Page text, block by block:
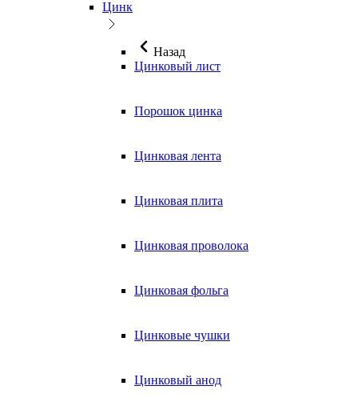
Цинк
Назад
Цинковый лист
Порошок цинка
Цинковая лента
Цинковая плита
Цинковая проволока
Цинковая фольга
Цинковые чушки
Цинковый анод